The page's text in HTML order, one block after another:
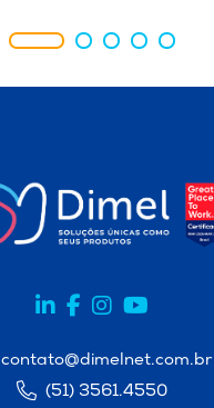
contato@dimelnet.com.br
(51) 3561.4550